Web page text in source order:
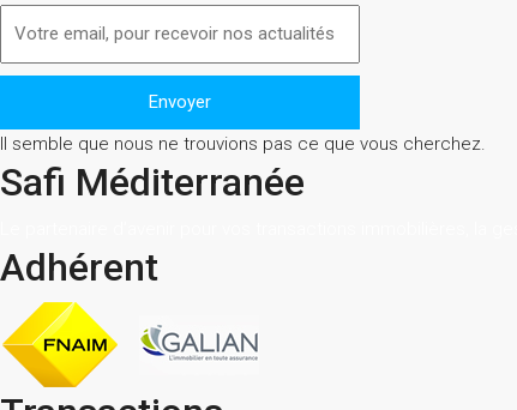
Il semble que nous ne trouvions pas ce que vous cherchez.
Safi Méditerranée
Adhérent